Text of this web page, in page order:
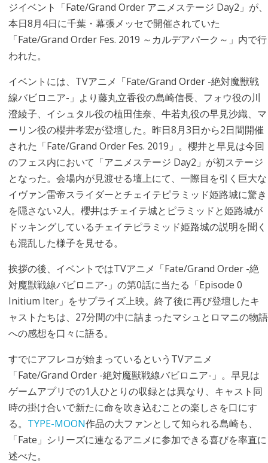
ジイベント「Fate/Grand Order アニメステージ Day2」が、
本日8月4日に千葉・幕張メッセで開催されていた
「Fate/Grand Order Fes. 2019 ～カルデアパーク～」内で行
われた。
イベントには、TVアニメ「Fate/Grand Order -絶対魔獣戦
線バビロニア-」より藤丸立香役の島崎信長、フォウ役の川
澄綾子、イシュタル役の植田佳奈、牛若丸役の早見沙織、マ
ーリン役の櫻井孝宏が登壇した。昨日8月3日から2日間開催
された「Fate/Grand Order Fes. 2019」。櫻井と早見は今回
のフェス内において「アニメステージ Day2」が初ステージ
となった。会場内が見渡せる壇上にて、一際目を引く巨大な
イヴァン雷帝スライダーとチェイテピラミッド姫路城に驚き
を隠さない2人。櫻井はチェイテ城とピラミッドと姫路城が
ドッキングしているチェイテピラミッド姫路城の説明を聞く
も混乱した様子を見せる。
挨拶の後、イベントではTVアニメ「Fate/Grand Order -絶
対魔獣戦線バビロニア-」の第0話に当たる「Episode 0
Initium Iter」をサプライズ上映。終了後に再び登壇したキ
ャストたちは、27分間の中に詰まったマシュとロマニの物語
への感想を口々に語る。
すでにアフレコが始まっているというTVアニメ
「Fate/Grand Order -絶対魔獣戦線バビロニア-」。早見は
ゲームアプリでの1人ひとりの収録とは異なり、キャスト同
時の掛け合いで新たに命を吹き込むことの楽しさを口にす
る。 TYPE-MOON作品の大ファンとして知られる島崎も、
「Fate」シリーズに連なるアニメに参加できる喜びを率直に
述べた。